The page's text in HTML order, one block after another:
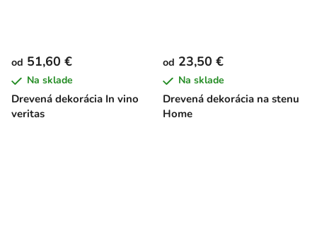
Drevená dekorácia In vino
veritas
od 51,60 €
Na sklade
Drevená dekorácia na stenu
Home
od 23,50 €
Na sklade